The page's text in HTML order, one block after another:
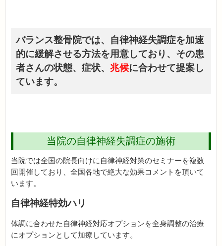
バランス整骨院では、自律神経失調症を加速
的に緩解させる方法を用意しており、その患
者さんの状態、症状、兆候に合わせて提案し
ています。
当院の自律神経失調症の施術
当院では全国の院長向けに自律神経対策のセミナーを複数
回開催しており、全国各地で絶大な効果コメントを頂いて
います。
自律神経特効ハリ
体調に合わせた自律神経対応オプションを全身調整の治療
にオプションとして加療しています。